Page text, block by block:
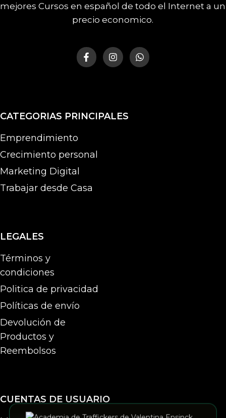
mejores Cursos en español de todo el Internet a un
precio economico.
CATEGORIAS PRINCIPALES
Emprendimiento
Crecimiento personal
Marketing Digital
Trabajar desde Casa
LEGALES
Términos y
condiciones
Politica de privacidad
Políticas de envío
Devolución de
Productos y
Reembolsos
CUENTAS DE USUARIO